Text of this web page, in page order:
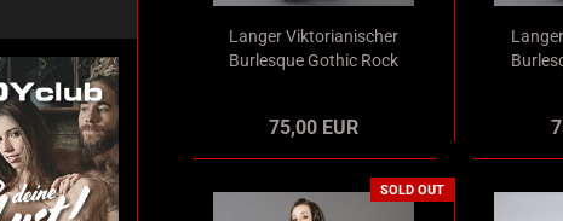
Langer Viktorianischer
Burlesque Gothic Rock
Overlay
75,00 EUR
SOLD OUT